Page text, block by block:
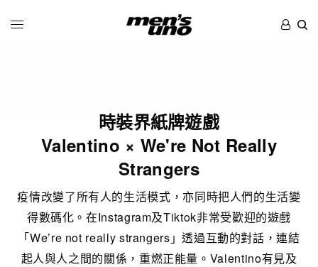
時裝界紙牌遊戲
Valentino × We're Not Really
Strangers
疫情改變了所有人的生活模式，亦同時把人們的生活變
得數碼化。在Instagram及Tiktok非常受歡迎的遊戲
「We’re not really strangers」透過互動的對話，連結
起人與人之間的關係，重燃正能量。Valentino有見及